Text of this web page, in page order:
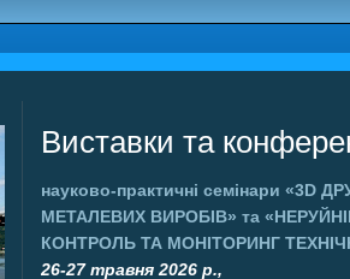
Виставки та
науково-практичні семінари«3D
МЕТАЛЕВИХ ВИРОБІВ» та
КОНТРОЛЬ ТА МОНІТОРИНГ
26-27 травня 2026 р.,